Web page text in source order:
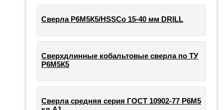
Сверла Р6М5К5/HSSCo 15-40 мм DRILL
Сверхдлинные кобальтовые сверла по ТУ
Р6М5К5
Сверла средняя серия ГОСТ 10902-77 Р6М5